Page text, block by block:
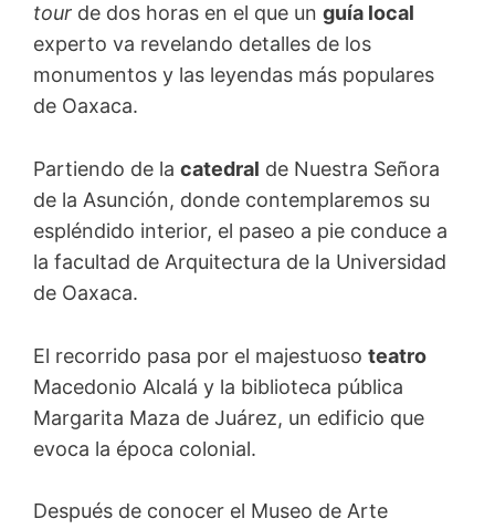
tour de dos horas en el que un guía local
experto va revelando detalles de los
monumentos y las leyendas más populares
de Oaxaca.
Partiendo de la catedral de Nuestra Señora
de la Asunción, donde contemplaremos su
espléndido interior, el paseo a pie conduce a
la facultad de Arquitectura de la Universidad
de Oaxaca.
El recorrido pasa por el majestuoso teatro
Macedonio Alcalá y la biblioteca pública
Margarita Maza de Juárez, un edificio que
evoca la época colonial.
Después de conocer el Museo de Arte